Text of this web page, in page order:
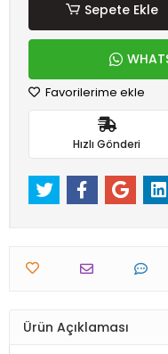
Sepete Ekle
Favorilerime ekle
Hızlı Gönderi
Ürün Açıklaması